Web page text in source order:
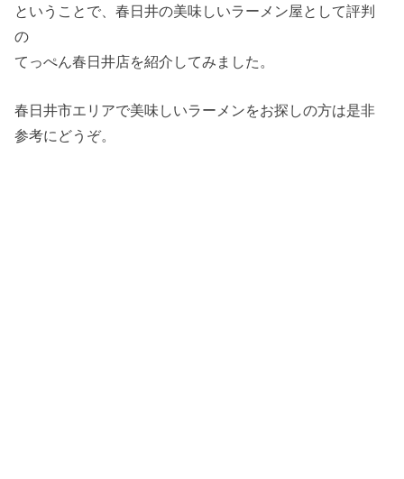
ということで、春日井の美味しいラーメン屋として評判
の
てっぺん春日井店を紹介してみました。
春日井市エリアで美味しいラーメンをお探しの方は是非
参考にどうぞ。